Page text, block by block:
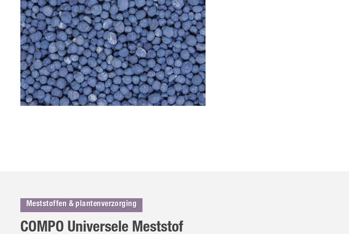
Meststoffen & plantenverzorging
COMPO Universele Meststof